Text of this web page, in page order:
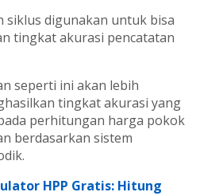
siklus digunakan untuk bisa
tingkat akurasi pencatatan
seperti ini akan lebih
tingkat akurasi yang
perhitungan harga pokok
berdasarkan sistem
HPP Gratis: Hitung